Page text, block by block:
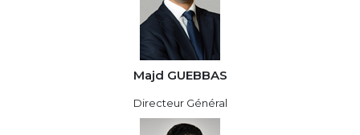
Majd GUEBBAS
Directeur Général